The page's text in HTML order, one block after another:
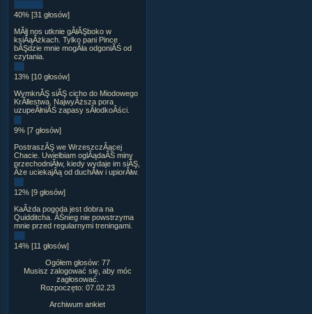
40% [31 głosów]
MĂłj nos utknie gÂłĂŞboko w
ksiÂąÂżkach. Tylko pani Pince
bĂŞdzie mnie mogÂła odgoniĂŚ od
czytania.
13% [10 głosów]
WymknĂŞ siĂŞ cicho do Miodowego
KrĂłlestwa. NajwyÂższa pora
uzupeÂłniĂŚ zapasy sÂłodkoÂści.
9% [7 głosów]
PostraszĂŞ we WrzeszczÂącej
Chacie. Uwielbiam oglÂądaĂŚ miny
przechodniĂłw, kiedy wydaje im siĂŞ,
Âże uciekajÂą od duchĂłw i upiorĂłw.
12% [9 głosów]
KaÂżda pogoda jest dobra na
Quidditcha. ÂŚnieg nie powstrzyma
mnie przed regularnymi treningami.
14% [11 głosów]
Ogółem głosów: 77
Musisz zalogować się, aby móc
zagłosować.
Rozpoczęto: 07.02.23
Archiwum ankiet